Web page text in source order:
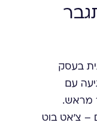
בעסק
עם
מראש.
– צ'אט בוט